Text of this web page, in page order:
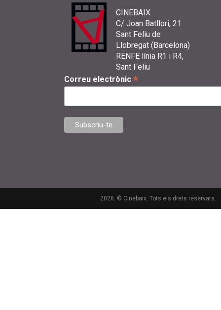
CINEBAIX
C/ Joan Batllori, 21
Sant Feliu de
Llobregat (Barcelona)
RENFE línia R1 i R4,
Sant Feliu
Correu electrònic *
2026. © Cinebaix. Tots els drets reservats.